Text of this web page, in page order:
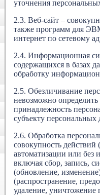
уточнения
2.3. Веб-сайт –
также программ для
интернет по сетевому
2.4. Информационная
содержащихся в базах
обработку
2.5. Обезличивание
невозможно
принадлежность
субъекту
2.6. Обработка
совокупность
автоматизации или без
включая сбор, запись,
(обновление,
(распространение,
удаление,